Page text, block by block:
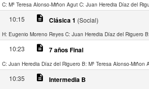
C: Mª Teresa Alonso-Miñon Agut C: Juan Heredia Díaz del
10:15 description Clásica 1 (Social)
H: Eugenio Moreno Reyes C: Juan Heredia Díaz del Riguero
10:23 description 7 años Final
C: Juan Heredia Díaz del Riguero B: Mª Teresa Alonso-Miñon
10:35 description Intermedia B